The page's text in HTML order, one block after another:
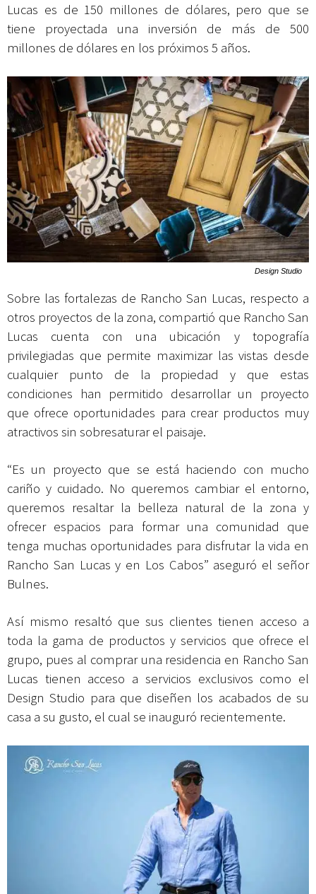
Lucas es de 150 millones de dólares, pero que se
tiene proyectada una inversión de más de 500
millones de dólares en los próximos 5 años.
Design Studio
Sobre las fortalezas de Rancho San Lucas, respecto a
otros proyectos de la zona, compartió que Rancho San
Lucas cuenta con una ubicación y topografía
privilegiadas que permite maximizar las vistas desde
cualquier punto de la propiedad y que estas
condiciones han permitido desarrollar un proyecto
que ofrece oportunidades para crear productos muy
atractivos sin sobresaturar el paisaje.
“Es un proyecto que se está haciendo con mucho
cariño y cuidado. No queremos cambiar el entorno,
queremos resaltar la belleza natural de la zona y
ofrecer espacios para formar una comunidad que
tenga muchas oportunidades para disfrutar la vida en
Rancho San Lucas y en Los Cabos” aseguró el señor
Bulnes.
Así mismo resaltó que sus clientes tienen acceso a
toda la gama de productos y servicios que ofrece el
grupo, pues al comprar una residencia en Rancho San
Lucas tienen acceso a servicios exclusivos como el
Design Studio para que diseñen los acabados de su
casa a su gusto, el cual se inauguró recientemente.